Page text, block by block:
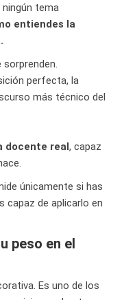
tema
entiendes la
perfecta, la
más técnico del
docente real, capaz
únicamente si has
capaz de aplicarlo en
peso en el
Es uno de los